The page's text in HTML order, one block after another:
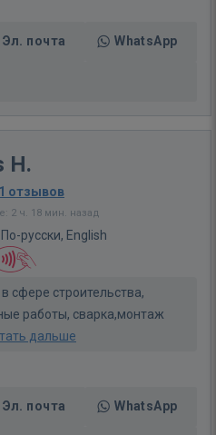
Эл. почта WhatsApp
H.
отзывов
2 ч. 18 мин. назад
русски, English
сфере строительства,
работы, сварка,монтаж
дальше
Эл. почта WhatsApp